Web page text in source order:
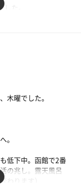
た。
木曜でした。
。
低下中。函館で2番
の兆し。露天風呂
わります）